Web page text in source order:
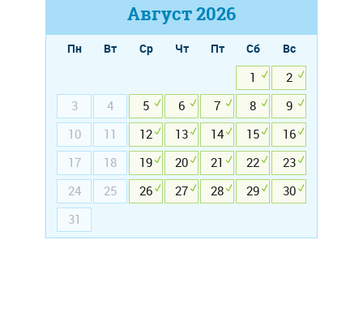
Август2026
Пн Вт Ср Чт Пт Сб
Вс
1
2
3
4 5 6 7 8
9
10
11 12 13 14 15
16
17
18 19 20 21 22
23
24
25 26 27 28 29
30
31